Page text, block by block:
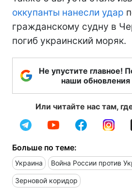
оккупанты нанесли удар
гражданскому судну в
погиб украинский моряк.
Не упустите главное!
наши обновления
Или читайте нас там,
Больше по теме:
Украина Война России против
Зерновой коридор